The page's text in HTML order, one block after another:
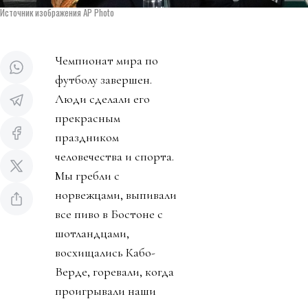
Источник изображения AP Photo
Чемпионат мира по
футболу завершен.
Люди сделали его
прекрасным
праздником
человечества и спорта.
Мы гребли с
норвежцами, выпивали
все пиво в Бостоне с
шотландцами,
восхищались Кабо-
Верде, горевали, когда
проигрывали наши